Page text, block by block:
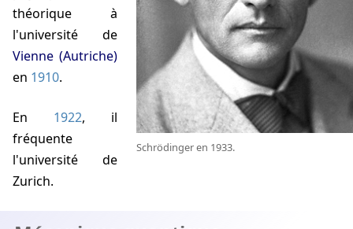
Schrödinger en 1933.
théorique à
l'université de
Vienne (Autriche)
en 1910.
En 1922, il
fréquente
l'université de
Zurich.